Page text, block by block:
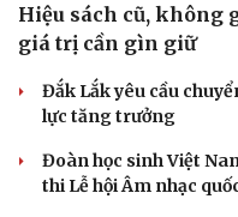
Hiệu sách cũ, không
giá trị cần gìn giữ
Đắk Lắk yêu cầu
lực tăng trưởng
Đoàn học sinh Việt
thi Lễ hội Âm nhạc